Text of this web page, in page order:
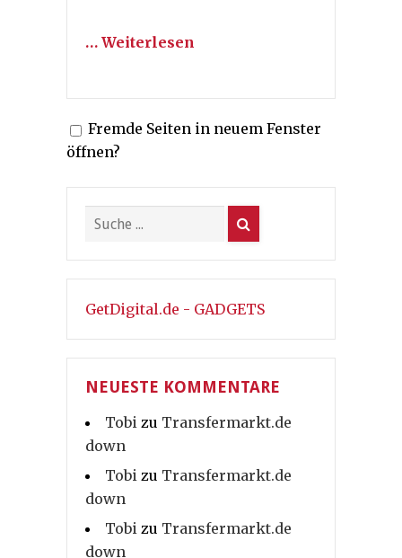
… Weiterlesen
Fremde Seiten in neuem Fenster
öffnen?
GetDigital.de - GADGETS
NEUESTE KOMMENTARE
Tobi zu Transfermarkt.de
down
Tobi zu Transfermarkt.de
down
Tobi zu Transfermarkt.de
down